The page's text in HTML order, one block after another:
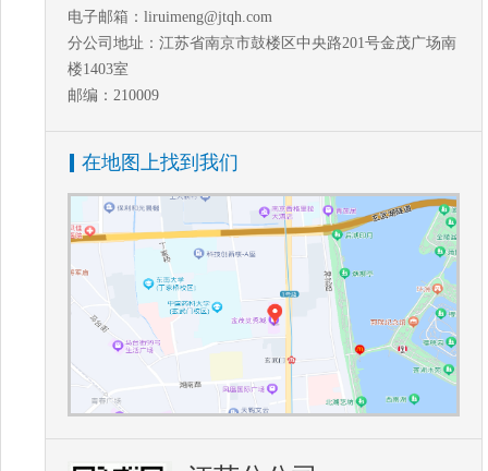
电子邮箱：liruimeng@jtqh.com
分公司地址：江苏省南京市鼓楼区中央路201号金茂广场南
楼1403室
邮编：210009
在地图上找到我们